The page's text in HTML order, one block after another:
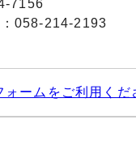
7156
058-214-2193
ームをご利用くだ